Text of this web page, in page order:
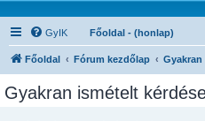
GyIK Főoldal - (honlap)
Főoldal Fórum kezdőlap Gyakran
Gyakran ismételt